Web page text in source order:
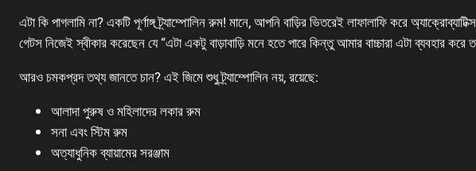
এটা কি পাগলামি না? একটি পূর্ণাঙ্গ ট্র্যাম্পোলিন রুম! মানে, আপনি বাড়ির ভিতরেই লাফালাফি করে
গেটস নিজেই স্বীকার করেছেন যে “এটা একটু বাড়াবাড়ি মনে হতে পারে কিন্তু আমার বাচ্চারা এটা ব্যবহার
আরও চমকপ্রদ তথ্য জানতে চান? এই জিমে শুধু ট্র্যাম্পোলিন নয়, রয়েছে:
আলাদা পুরুষ ও মহিলাদের লকার রুম
সনা এবং স্টিম রুম
অত্যাধুনিক ব্যায়ামের সরঞ্জাম